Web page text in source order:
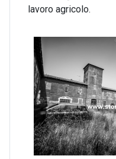
lavoro agricolo.